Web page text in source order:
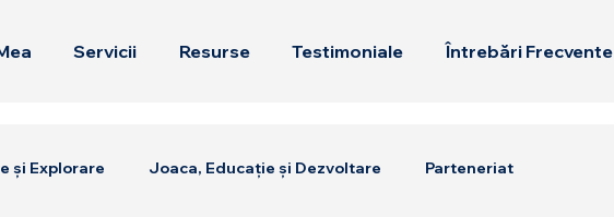
Servicii Resurse Testimoniale Întrebări Frecvente
și Explorare Joaca, Educație și Dezvoltare Parteneriat